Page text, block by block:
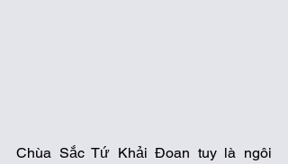
Chùa Sắc Tứ Khải Đoan tuy là ngôi